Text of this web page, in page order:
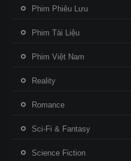
Phim Phiêu Lưu
Phim Tài Liệu
Phim Việt Nam
Reality
Romance
Sci-Fi & Fantasy
Science Fiction